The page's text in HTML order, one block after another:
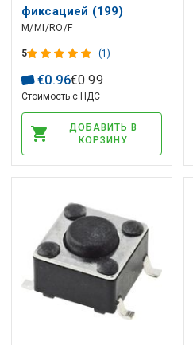
фиксацией (199)
M/MI/RO/F
5 (1)
€0.96€0.99
Стоимость с НДС
ДОБАВИТЬ В
КОРЗИНУ